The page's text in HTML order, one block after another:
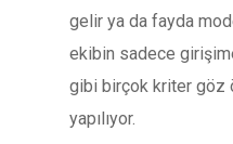
gelir ya da fayda
ekibin sadece
gibi birçok kriter göz
yapılıyor.